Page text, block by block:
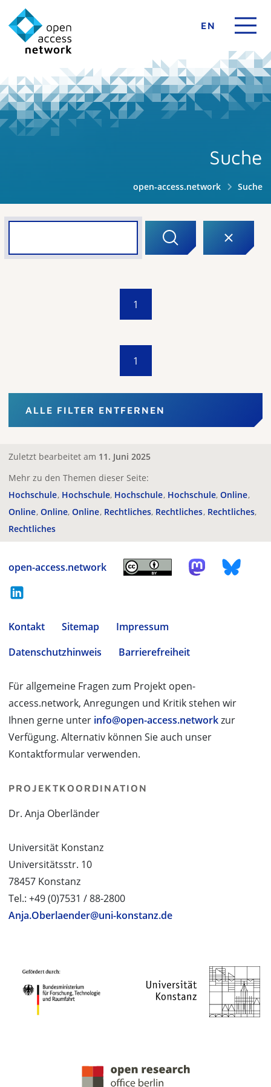
EN
Suche
open-access.network Suche
1
1
ALLE FILTER ENTFERNEN
Zuletzt bearbeitet am 11. Juni 2025
Mehr zu den Themen dieser Seite:
Hochschule Hochschule Hochschule Hochschule Online
Online Online Online Rechtliches Rechtliches Rechtliches
Rechtliches
open-access.network
Kontakt Sitemap
Impressum
Datenschutzhinweis
Barrierefreiheit
Für allgemeine Fragen zum Projekt open-
access.network, Anregungen und Kritik stehen wir
Ihnen gerne unter info@open-access.networkzur
Verfügung. Alternativ können Sie auch unser
Kontaktformular verwenden.
PROJEKTKOORDINATION
Dr. Anja Oberländer
Universität Konstanz
Universitätsstr. 10
78457 Konstanz
Tel.: +49 (0)7531 / 88-2800
Anja.Oberlaender@uni-konstanz.de